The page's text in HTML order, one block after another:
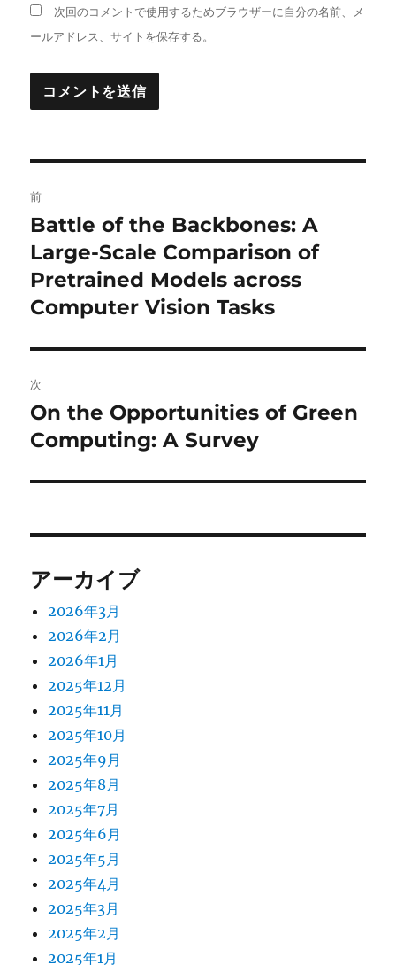
次回のコメントで使用するためブラウザーに自分の名前、メ
ールアドレス、サイトを保存する。
稿
ナ
ビ
シ
ョ
ン
前
前
の
投
稿:
Battle of the Backbones: A
Large-Scale Comparison of
Pretrained Models across
Computer Vision Tasks
次
次
の
稿:
On the Opportunities of Green
Computing: A Survey
アーカイブ
2026年3月
2026年2月
2026年1月
2025年12月
2025年11月
2025年10月
2025年9月
2025年8月
2025年7月
2025年6月
2025年5月
2025年4月
2025年3月
2025年2月
2025年1月